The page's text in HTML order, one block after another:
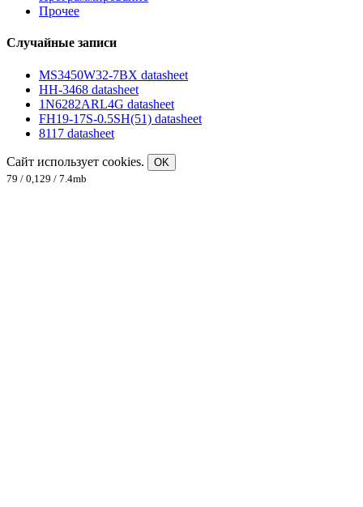
Прочее
Случайные записи
MS3450W32-7BX datasheet
HH-3468 datasheet
1N6282ARL4G datasheet
FH19-17S-0.5SH(51) datasheet
8117 datasheet
Сайт использует cookies.
OK
79 / 0,129 / 7.4mb